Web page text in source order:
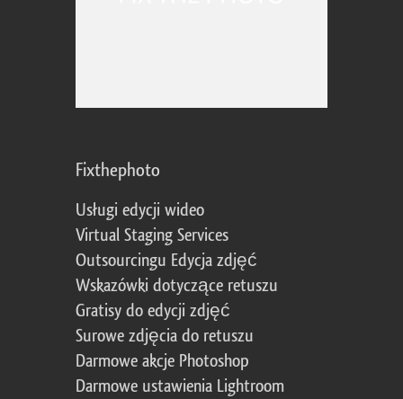
Fixthephoto
Usługi edycji wideo
Virtual Staging Services
Outsourcingu Edycja zdjęć
Wskazówki dotyczące retuszu
Gratisy do edycji zdjęć
Surowe zdjęcia do retuszu
Darmowe akcje Photoshop
Darmowe ustawienia Lightroom